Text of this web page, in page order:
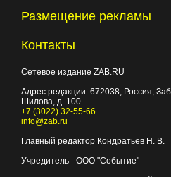
Размещение рекламы
Контакты
Сетевое издание ZAB.RU
Адрес редакции: 672038, Россия,
Шилова, д. 100
+7 (3022) 32-55-66
info@zab.ru
Главный редактор Кондратьев Н. В.
Учредитель - ООО "Событие"